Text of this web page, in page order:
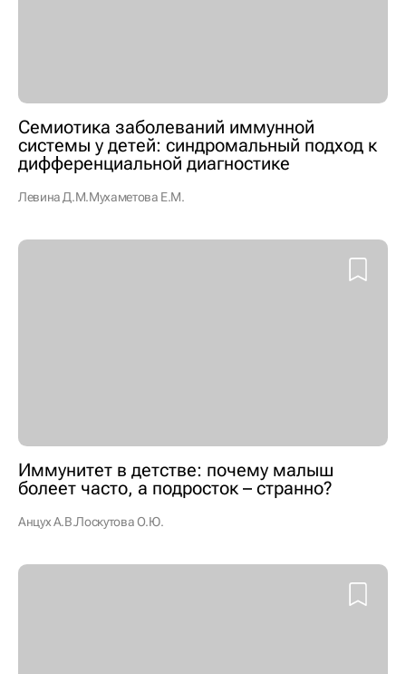
Семиотика заболеваний иммунной
системы у детей: синдромальный подход к
дифференциальной диагностике
Левина Д.М.Мухаметова Е.М.
Иммунитет в детстве: почему малыш
болеет часто, а подросток – странно?
Анцух А.В.Лоскутова О.Ю.